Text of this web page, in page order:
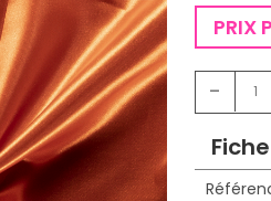
PRIX
-